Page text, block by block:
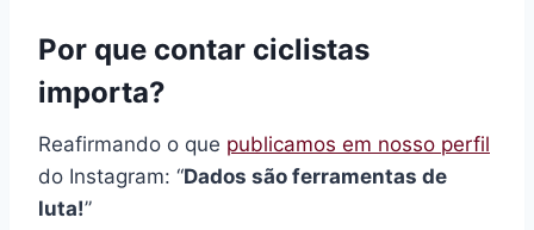
Por que contar ciclistas
importa?
Reafirmando o que publicamos em nosso perfil
do Instagram: “Dados são ferramentas de
luta!”